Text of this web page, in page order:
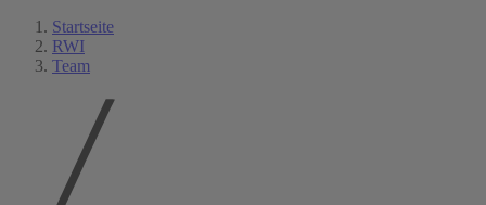
Startseite
RWI
Team